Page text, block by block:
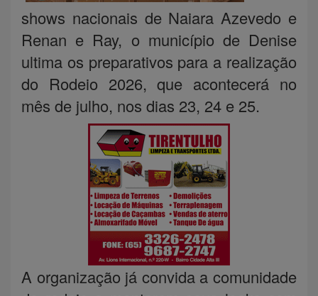
shows nacionais de Naiara Azevedo e
Renan e Ray, o município de Denise
ultima os preparativos para a realização
do Rodeio 2026, que acontecerá no
mês de julho, nos dias 23, 24 e 25.
A organização já convida a comunidade